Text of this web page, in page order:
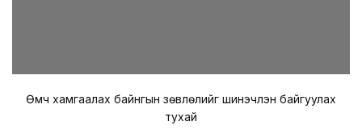
Өмч хамгаалах байнгын зөвлөлийг шинэчлэн байгуулах
тухай